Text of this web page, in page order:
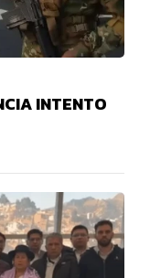
INTENTO